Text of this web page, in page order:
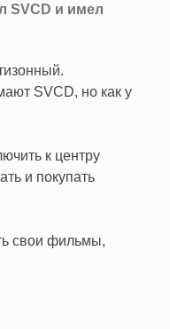
SVCD и имел
SVCD, но как у
к центру
и покупать
свои фильмы,